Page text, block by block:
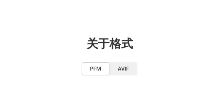
关于格式
PFM AVIF